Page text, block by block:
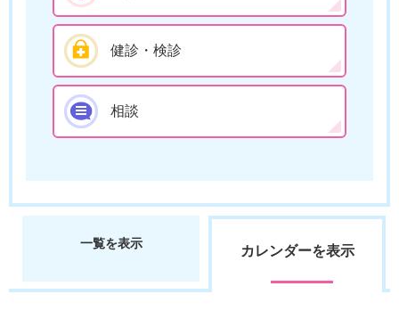
健診・検診
相談
一覧を表示 カレンダーを表示